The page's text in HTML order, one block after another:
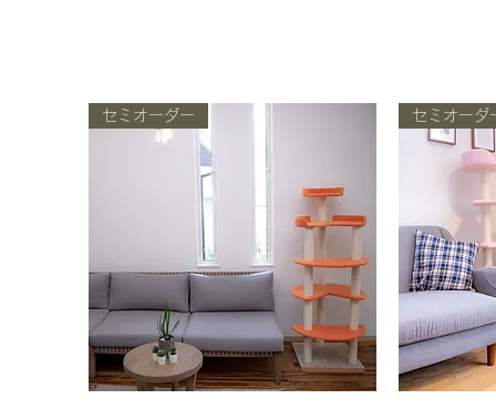
セミオーダー セミオーダ